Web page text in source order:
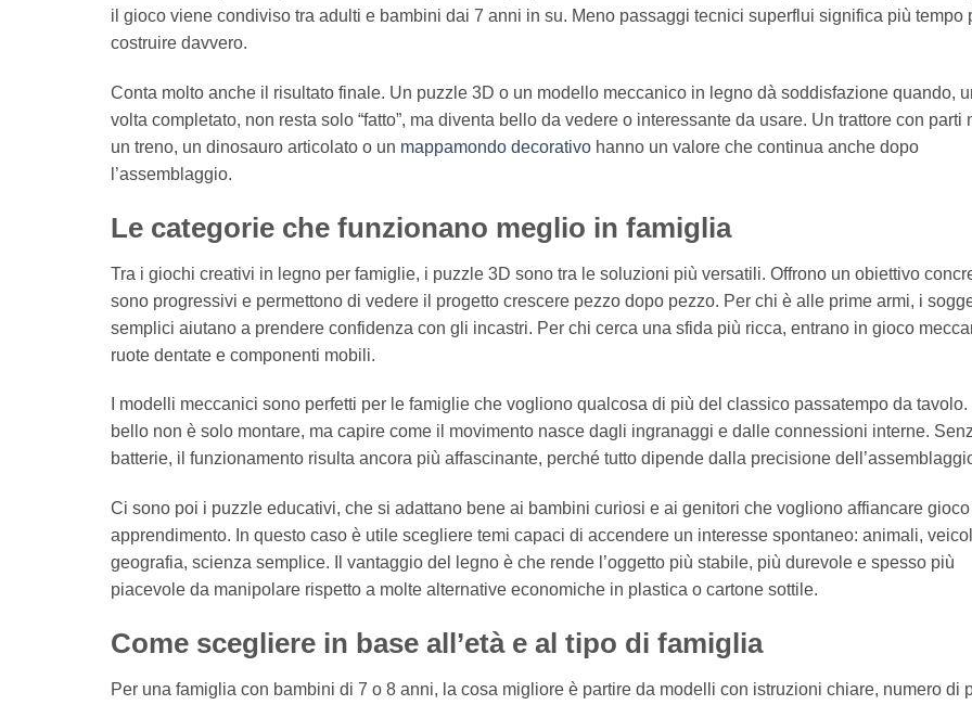
il gioco viene condiviso tra adulti e bambini dai 7 anni in su. Meno passaggi tecnici superflui significa più tempo
costruire davvero.
Conta molto anche il risultato finale. Un puzzle 3D o un modello meccanico in legno dà soddisfazione quando,
volta completato, non resta solo “fatto”, ma diventa bello da vedere o interessante da usare. Un trattore con parti
un treno, un dinosauro articolato o un mappamondo decorativo hanno un valore che continua anche dopo
l’assemblaggio.
Le categorie che funzionano meglio in famiglia
Tra i giochi creativi in legno per famiglie, i puzzle 3D sono tra le soluzioni più versatili. Offrono un obiettivo
sono progressivi e permettono di vedere il progetto crescere pezzo dopo pezzo. Per chi è alle prime armi, i
semplici aiutano a prendere confidenza con gli incastri. Per chi cerca una sfida più ricca, entrano in gioco
ruote dentate e componenti mobili.
I modelli meccanici sono perfetti per le famiglie che vogliono qualcosa di più del classico passatempo da tavolo.
bello non è solo montare, ma capire come il movimento nasce dagli ingranaggi e dalle connessioni interne.
batterie, il funzionamento risulta ancora più affascinante, perché tutto dipende dalla precisione
Ci sono poi i puzzle educativi, che si adattano bene ai bambini curiosi e ai genitori che vogliono affiancare
apprendimento. In questo caso è utile scegliere temi capaci di accendere un interesse spontaneo: animali,
geografia, scienza semplice. Il vantaggio del legno è che rende l’oggetto più stabile, più durevole e spesso più
piacevole da manipolare rispetto a molte alternative economiche in plastica o cartone sottile.
Come scegliere in base all’età e al tipo di famiglia
Per una famiglia con bambini di 7 o 8 anni, la cosa migliore è partire da modelli con istruzioni chiare, numero di